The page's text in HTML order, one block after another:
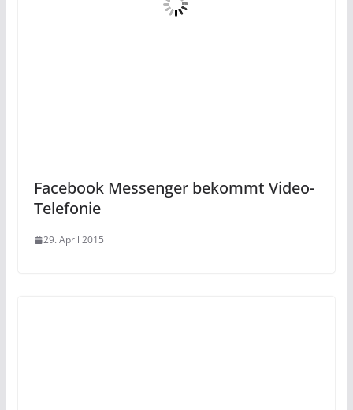
Facebook Messenger bekommt Video-
Telefonie
29. April 2015